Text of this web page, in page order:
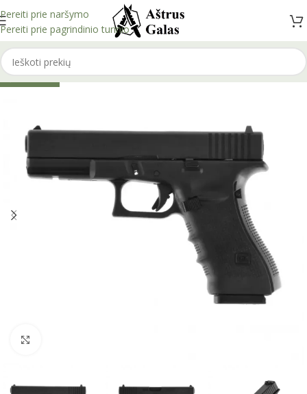
Pereiti prie naršymo
Pereiti prie pagrindinio turinio